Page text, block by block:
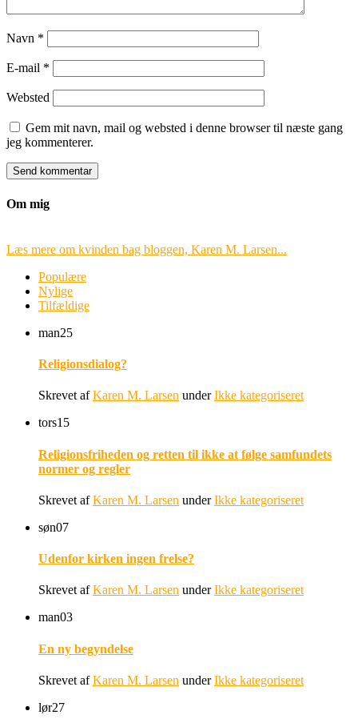
Navn *
E-mail *
Websted
Gem mit navn, mail og websted i denne browser til næste gang
jeg kommenterer.
Om mig
Læs mere om kvinden bag bloggen, Karen M. Larsen...
Populære
Nylige
Tilfældige
man25
Religionsdialog?
Skrevet afKaren M. Larsen underIkke kategoriseret
tors15
Religionsfriheden og retten til ikke at følge samfundets
normer og regler
Skrevet afKaren M. Larsen underIkke kategoriseret
søn07
Udenfor kirken ingen frelse?
Skrevet afKaren M. Larsen underIkke kategoriseret
man03
En ny begyndelse
Skrevet afKaren M. Larsen underIkke kategoriseret
lør27